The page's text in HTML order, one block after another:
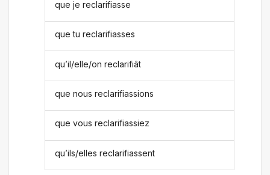
que je reclarifiasse
que tu reclarifiasses
qu’il/elle/on reclarifiât
que nous reclarifiassions
que vous reclarifiassiez
qu’ils/elles reclarifiassent